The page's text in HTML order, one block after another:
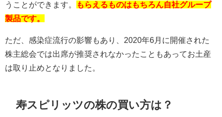
うことができます。
もらえるものはもちろん自社グループ
製品です。
ただ、感染症流行の影響もあり、 2020年6月に開催された
株主総会では出席が推奨されなかったこともあってお土産
は取り止めとなりました。
寿スピリッツの株の買い方は？